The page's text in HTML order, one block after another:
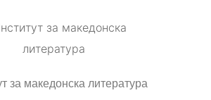
за македонска литература